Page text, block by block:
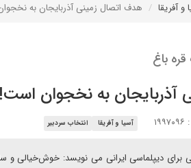
و آفریقا هدف اتصال زمینی آذربایجان به
قره باغ
آذربایجان به نخجوان است!
آسیا و آفریقا انتخاب سردبیر
برای دیپلماسی ایرانی می نویسد: خوش‌خیالی